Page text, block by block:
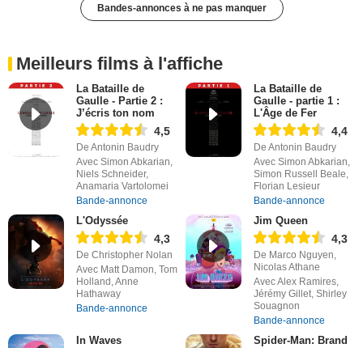
Bandes-annonces à ne pas manquer
Meilleurs films à l'affiche
La Bataille de
Gaulle - Partie 2 :
J’écris ton nom
4,5
De Antonin Baudry
Avec Simon Abkarian,
Niels Schneider,
Anamaria Vartolomei
Bande-annonce
La Bataille de
Gaulle - partie 1 :
L'Âge de Fer
4,4
De Antonin Baudry
Avec Simon Abkarian,
Simon Russell Beale,
Florian Lesieur
Bande-annonce
L'Odyssée
4,3
De Christopher Nolan
Avec Matt Damon, Tom
Holland, Anne
Hathaway
Bande-annonce
Jim Queen
4,3
De Marco Nguyen,
Nicolas Athane
Avec Alex Ramires,
Jérémy Gillet, Shirley
Souagnon
Bande-annonce
In Waves
Spider-Man: Brand